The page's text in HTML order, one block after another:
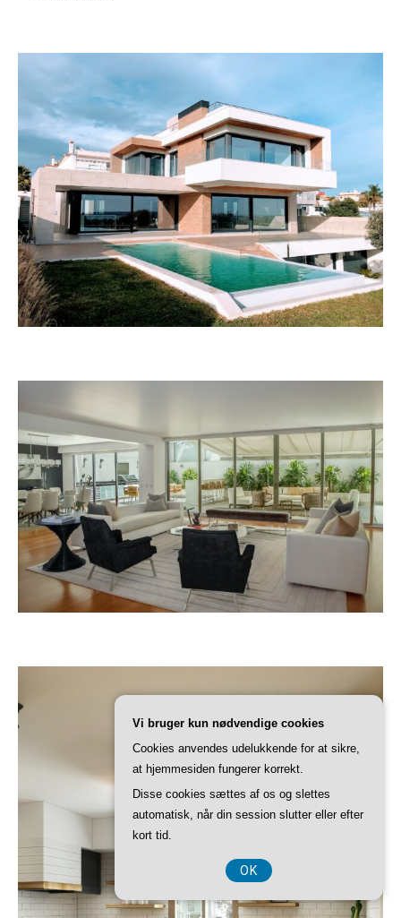
Vi bruger kun nødvendige cookies
Cookies anvendes udelukkende for at sikre,
at hjemmesiden fungerer korrekt.
Disse cookies sættes af os og slettes
automatisk, når din session slutter eller efter
kort tid.
OK